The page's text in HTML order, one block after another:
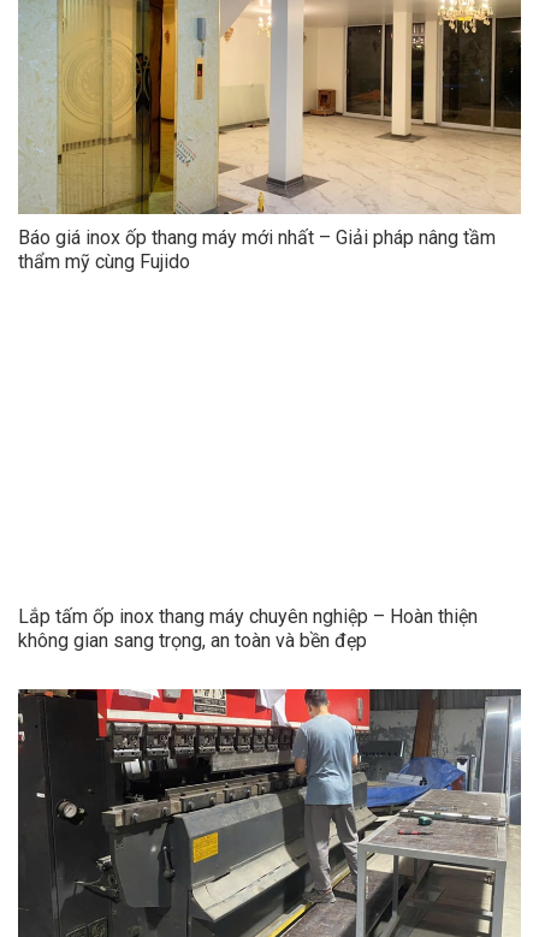
Báo giá inox ốp thang máy mới nhất – Giải pháp nâng tầm
thẩm mỹ cùng Fujido
Lắp tấm ốp inox thang máy chuyên nghiệp – Hoàn thiện
không gian sang trọng, an toàn và bền đẹp